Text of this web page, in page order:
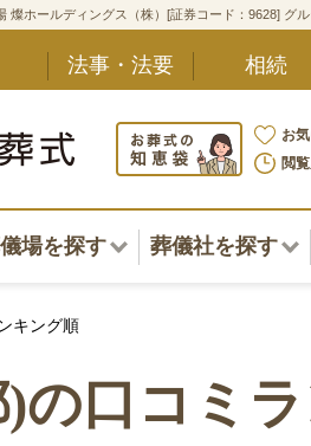
燦ホールディングス（株）[証券コード：9628] グ
法事・法要 相続
お
閲
で
場を探す
海道
東
葬儀社を探す
関東
キング順
の口コミ